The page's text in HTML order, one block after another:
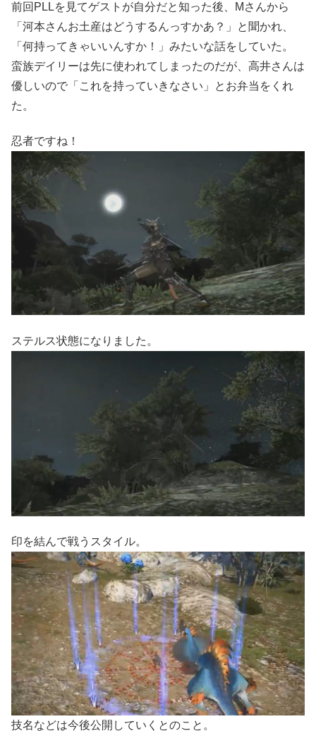
前回PLLを見てゲストが自分だと知った後、Mさんから
「河本さんお土産はどうするんっすかあ？」と聞かれ、
「何持ってきゃいいんすか！」みたいな話をしていた。
蛮族デイリーは先に使われてしまったのだが、高井さんは
優しいので「これを持っていきなさい」とお弁当をくれ
た。
忍者ですね！
ステルス状態になりました。
印を結んで戦うスタイル。
技名などは今後公開していくとのこと。